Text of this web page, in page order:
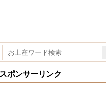
スポンサーリンク